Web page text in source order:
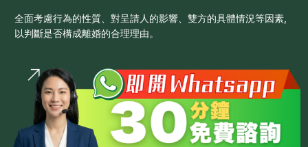
全面考慮行為的性質、對呈請人的影響、雙方的具體情況等因素,
以判斷是否構成離婚的合理理由。
Whatsapp 查詢